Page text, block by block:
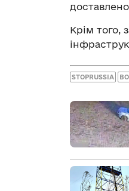
Крім того,
STOPRUSSIA